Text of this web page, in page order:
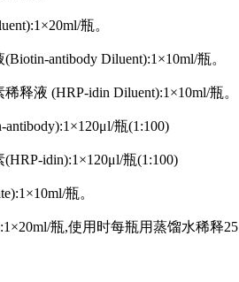
瓶。
antibody Diluent):1×10ml/瓶。
释液 (HRP-idin Diluent):1×10ml/瓶。
瓶(1:100)
idin):1×120μl/瓶(1:100)
瓶。
瓶,使用时每瓶用蒸馏水稀释25